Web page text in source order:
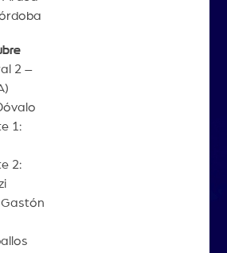
2 –
1:
2: